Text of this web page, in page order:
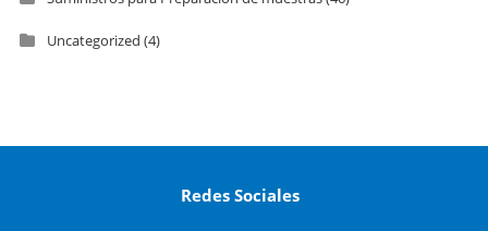
Uncategorized (4)
Redes Sociales